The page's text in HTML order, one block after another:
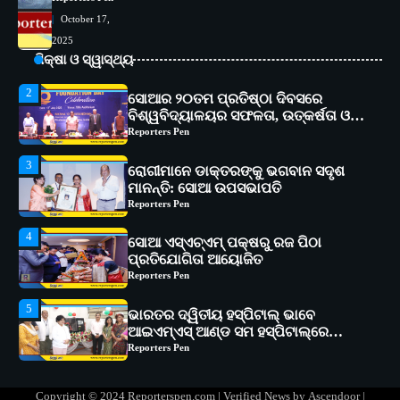
October 17,
2025
ଶିକ୍ଷା ଓ ସ୍ୱାସ୍ଥ୍ୟ
2
ଅଗ୍ରଗତିର ସ୍ମୃତିଚାରଣ
Reporters Pen
3
ରୋଗୀମାନେ ଡାକ୍ତରଙ୍କୁ ଭଗବାନ ସଦୃଶ
ମାନନ୍ତି: ସୋଆ ଉପସଭାପତି
Reporters Pen
4
ସୋଆ ଏସ୍‌ଏଚ୍‌ଏମ୍ ପକ୍ଷରୁ ରଜ ପିଠା
ପ୍ରତିଯୋଗିତା ଆୟୋଜିତ
Reporters Pen
5
ଭାରତର ଦ୍ୱିତୀୟ ହସ୍ପିଟାଲ୍ ଭାବେ
ଆଇଏମ୍‌ଏସ୍ ଆଣ୍ଡ ସମ ହସ୍ପିଟାଲ୍‌ରେ
ଅତ୍ୟାଧୁନିକ ଡିଜିସ୍କାନର ସ୍ଥାପନ
Reporters Pen
1
ସୋଆ ପକ୍ଷରୁ ରାୱେ କାର୍ଯ୍ୟକ୍ରମ ଅଧୀନରେ
୧୧ଟି ଗ୍ରାମରେ ୧୬ଟି କୃଷକ ପ୍ରଶିକ୍ଷଣ
କାର୍ଯ୍ୟକ୍ରମ ଆୟୋଜିତ
Reporters Pen
Copyright © 2024 Reporterspen.com | Verified News by Ascendoor|